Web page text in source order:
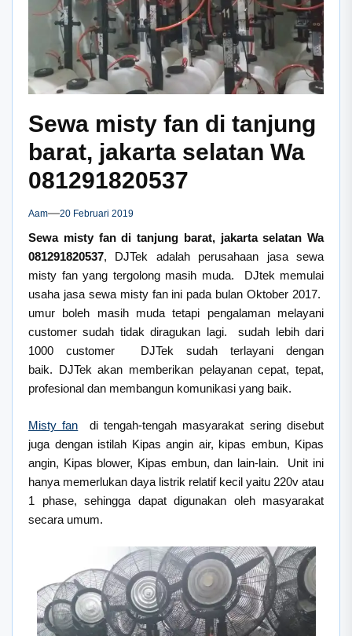
Sewa misty fan di tanjung
barat, jakarta selatan Wa
081291820537
Aam 20 Februari 2019
Sewa misty fan di tanjung barat, jakarta selatan Wa
081291820537, DJTek adalah perusahaan jasa sewa
misty fan yang tergolong masih muda. DJtek memulai
usaha jasa sewa misty fan ini pada bulan Oktober 2017.
umur boleh masih muda tetapi pengalaman melayani
customer sudah tidak diragukan lagi. sudah lebih dari
1000 customer DJTek sudah terlayani dengan
baik. DJTek akan memberikan pelayanan cepat, tepat,
profesional dan membangun komunikasi yang baik.
Misty fan di tengah-tengah masyarakat sering disebut
juga dengan istilah Kipas angin air, kipas embun, Kipas
angin, Kipas blower, Kipas embun, dan lain-lain. Unit ini
hanya memerlukan daya listrik relatif kecil yaitu 220v atau
1 phase, sehingga dapat digunakan oleh masyarakat
secara umum.